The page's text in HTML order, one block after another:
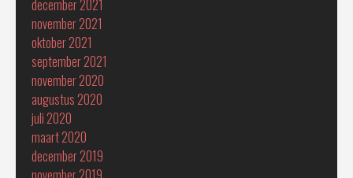
december 2021
november 2021
oktober 2021
september 2021
november 2020
augustus 2020
juli 2020
maart 2020
december 2019